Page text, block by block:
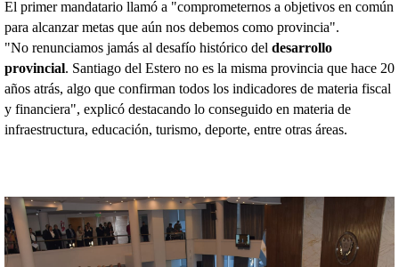
El primer mandatario llamó a "comprometernos a objetivos en común
para alcanzar metas que aún nos debemos como provincia".
"No renunciamos jamás al desafío histórico del desarrollo
provincial. Santiago del Estero no es la misma provincia que hace 20
años atrás, algo que confirman todos los indicadores de materia fiscal
y financiera", explicó destacando lo conseguido en materia de
infraestructura, educación, turismo, deporte, entre otras áreas.